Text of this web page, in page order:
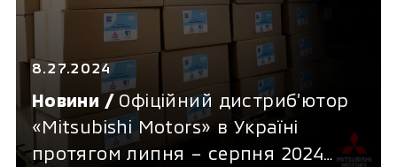
8.27.2024
Новини / Офіційний дистриб’ютор
«Mitsubishi Motors» в Україні
протягом липня – серпня 2024